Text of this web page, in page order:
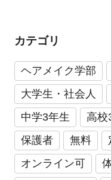
カテゴリ
ヘアメイク学部
大学生・社会人
中学3年生
高校
保護者
無料
オンライン可